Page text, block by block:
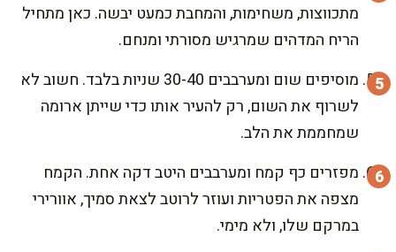
מתכווצות, משחימות, והמחבת כמעט יבשה. כאן מתחיל
הריח המדהים שמרגיש מסורתי ומנחם.
מוסיפים שום ומערבבים 30-40 שניות בלבד. חשוב לא
לשרוף את השום, רק להעיר אותו כדי שייתן ארומה
שמחממת את הלב.
מפזרים כף קמח ומערבבים היטב דקה אחת. הקמח
מצפה את הפטריות ועוזר לרוטב לצאת סמיך, אוורירי
במרקם שלו, ולא מימי.